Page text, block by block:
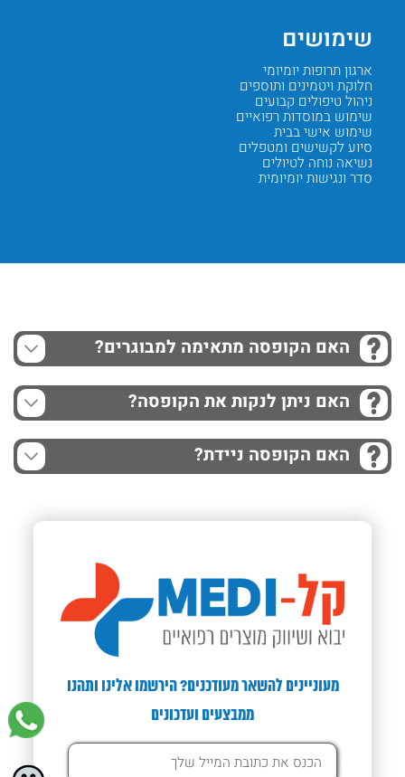
שימושים
ארגון תרופות יומיומי
חלוקת ויטמינים ותוספים
ניהול טיפולים קבועים
שימוש במוסדות רפואיים
שימוש אישי בבית
סיוע לקשישים ומטפלים
נשיאה נוחה לטיולים
סדר ונגישות יומיומית
האם הקופסה מתאימה למבוגרים?
האם ניתן לנקות את הקופסה?
האם הקופסה ניידת?
מעוניינים להשאר מעודכנים? הירשמו אלינו ותהנו
ממבצעים ועדכונים